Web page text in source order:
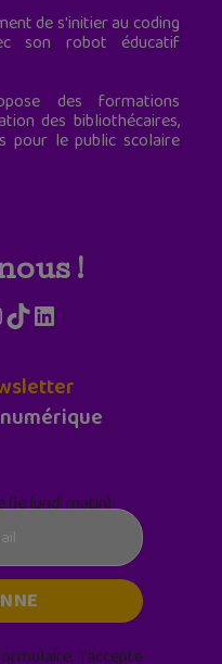
de s'initier au coding
son robot éducatif
des formations
des bibliothécaires,
pour le public scolaire
!
TikTokLinkedIn
lundi matin)
j’accepte